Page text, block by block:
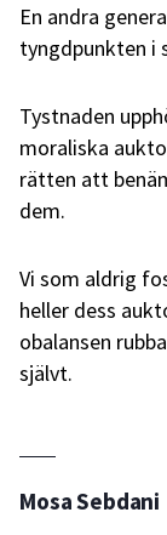
En andra
tyngdpunkten i
Tystnaden
moraliska
rätten att
dem.
Vi som aldrig
heller dess
obalansen
självt.
Mosa Sebdani